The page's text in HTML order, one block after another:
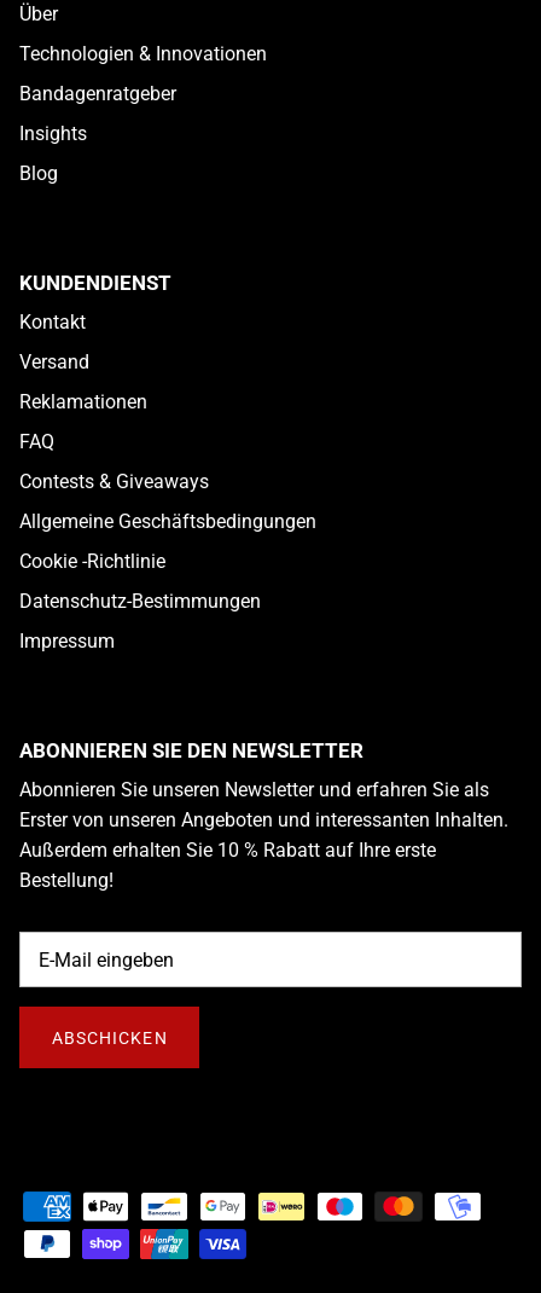
Über
Technologien & Innovationen
Bandagenratgeber
Insights
Blog
KUNDENDIENST
Kontakt
Versand
Reklamationen
FAQ
Contests & Giveaways
Allgemeine Geschäftsbedingungen
Cookie -Richtlinie
Datenschutz-Bestimmungen
Impressum
ABONNIEREN SIE DEN NEWSLETTER
Abonnieren Sie unseren Newsletter und erfahren Sie als
Erster von unseren Angeboten und interessanten Inhalten.
Außerdem erhalten Sie 10 % Rabatt auf Ihre erste
Bestellung!
ABSCHICKEN